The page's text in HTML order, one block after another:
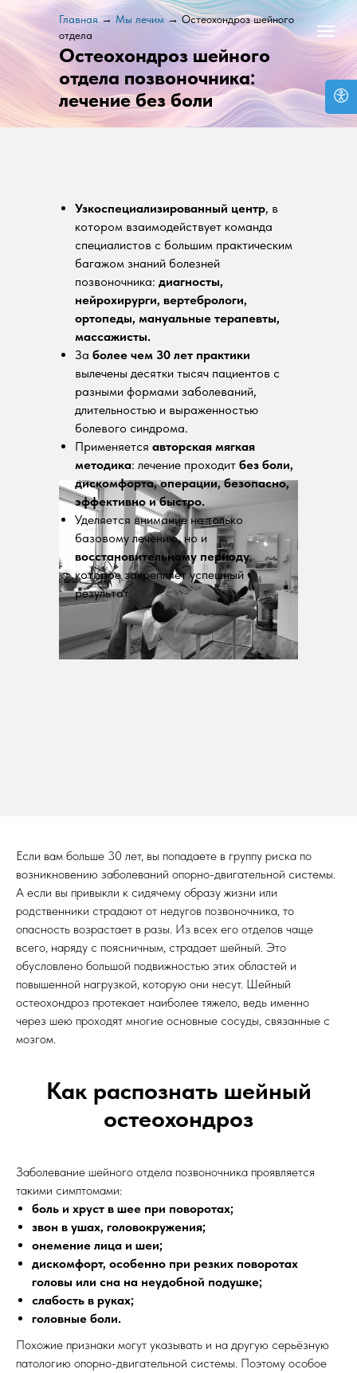
Главная→ Мы лечим→ Остеохондроз шейного
отдела
Остеохондроз шейного
отдела позвоночника:
лечение без боли
Узкоспециализированный центр, в
котором взаимодействует команда
специалистов с большим практическим
багажом знаний болезней
позвоночника: диагносты,
нейрохирурги, вертебрологи,
ортопеды, мануальные терапевты,
массажисты.
За более чем 30 лет практики
вылечены десятки тысяч пациентов с
разными формами заболеваний,
длительностью и выраженностью
болевого синдрома.
Применяется авторская мягкая
методика: лечение проходит без боли,
дискомфорта, операции, безопасно,
эффективно и быстро.
Уделяется внимание не только
базовому лечению, но и
восстановительному периоду,
которое закрепляет успешный
результат.
Если вам больше 30 лет, вы попадаете в группу риска по
возникновению заболеваний опорно-двигательной системы.
А если вы привыкли к сидячему образу жизни или
родственники страдают от недугов позвоночника, то
опасность возрастает в разы. Из всех его отделов чаще
всего, наряду с поясничным, страдает шейный. Это
обусловлено большой подвижностью этих областей и
повышенной нагрузкой, которую они несут. Шейный
остеохондроз протекает наиболее тяжело, ведь именно
через шею проходят многие основные сосуды, связанные с
мозгом.
Как распознать шейный
остеохондроз
Заболевание шейного отдела позвоночника проявляется
такими симптомами:
боль и хруст в шее при поворотах;
звон в ушах, головокружения;
онемение лица и шеи;
дискомфорт, особенно при резких поворотах
головы или сна на неудобной подушке;
слабость в руках;
головные боли.
Похожие признаки могут указывать и на другую серьёзную
патологию опорно-двигательной системы. Поэтому особое